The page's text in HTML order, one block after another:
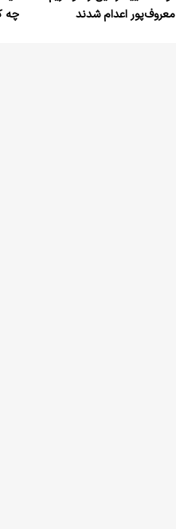
معروف‌پور اعدام شدند
چه